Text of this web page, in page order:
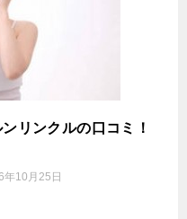
リンクルの口コミ！
年10月25日